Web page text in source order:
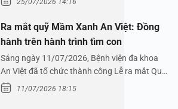
Ra mắt quỹ Mầm Xanh An Việt: Đồng
hành trên hành trình tìm con
Sáng ngày 11/07/2026, Bệnh viện đa khoa
An Việt đã tổ chức thành công Lễ ra mắt Quỹ
Mầm Xanh…
11/07/2026 18:15